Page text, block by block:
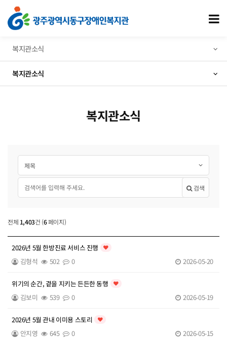
복지관소식 6 페이지
복지관소식
복지관소식
복지관소식
게시글 검색
검색대상
검색어 필수
검색
복지관소식
전체 1,403건 (6페이지)
2026년 5월 한방진료 서비스 진행 인기글
김형석 502 0 2026-05-20
위기의 순간, 곁을 지키는 든든한 동행 인기글
김보미 539 0 2026-05-19
2026년 5월 관내 이미용 스토리 인기글
안지영 645 0 2026-05-15